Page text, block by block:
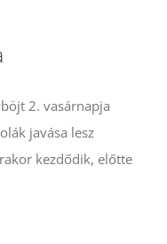
2. vasárnapja
javása lesz
kezdődik, előtte